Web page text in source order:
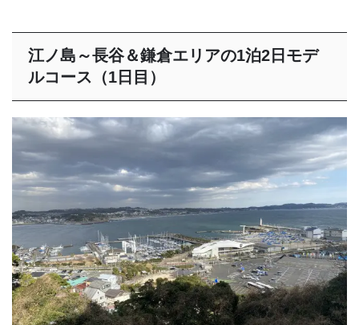
江ノ島～長谷＆鎌倉エリアの1泊2日モデ
ルコース（1日目）